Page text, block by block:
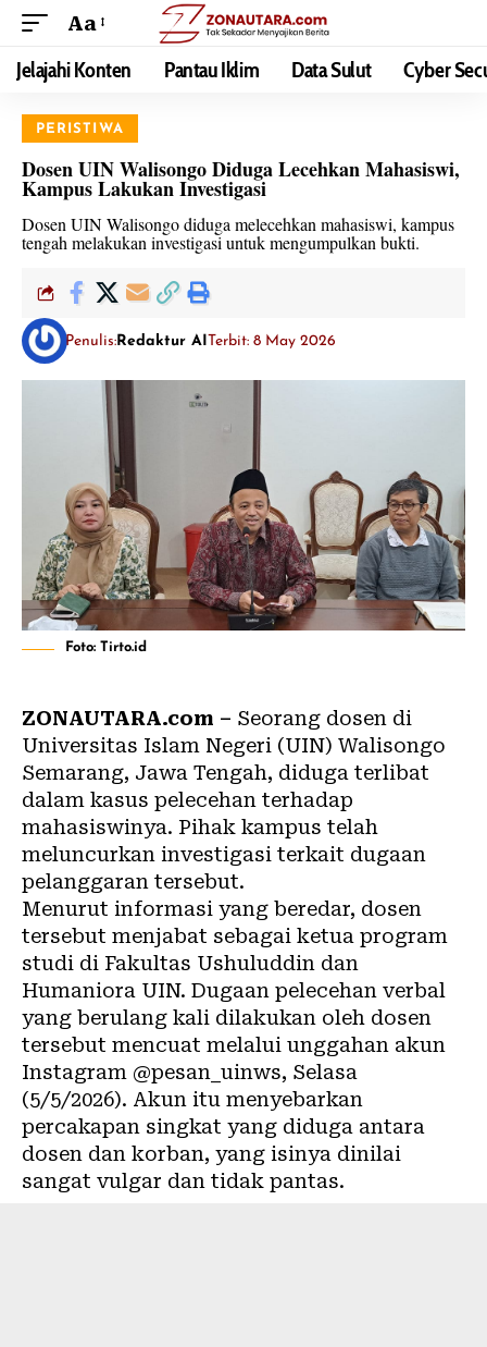
Aa
Jelajahi Konten Pantau Iklim Data Sulut Cyber
PERISTIWA
Dosen UIN Walisongo Diduga Lecehkan Mahasiswi,
Kampus Lakukan Investigasi
Dosen UIN Walisongo diduga melecehkan mahasiswi, kampus
tengah melakukan investigasi untuk mengumpulkan bukti.
Penulis: Redaktur AITerbit: 8 May 2026
Foto: Tirto.id
ZONAUTARA.com – Seorang dosen di
Universitas Islam Negeri (UIN) Walisongo
Semarang, Jawa Tengah, diduga terlibat
dalam kasus pelecehan terhadap
mahasiswinya. Pihak kampus telah
meluncurkan investigasi terkait dugaan
pelanggaran tersebut.
Menurut informasi yang beredar, dosen
tersebut menjabat sebagai ketua program
studi di Fakultas Ushuluddin dan
Humaniora UIN. Dugaan pelecehan verbal
yang berulang kali dilakukan oleh dosen
tersebut mencuat melalui unggahan akun
Instagram @pesan_uinws, Selasa
(5/5/2026). Akun itu menyebarkan
percakapan singkat yang diduga antara
dosen dan korban, yang isinya dinilai
sangat vulgar dan tidak pantas.